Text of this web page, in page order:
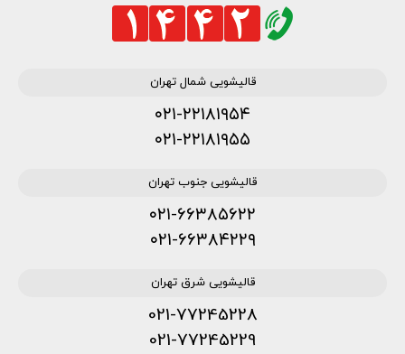
قالیشویی شمال تهران
۰۲۱-۲۲۱۸۱۹۵۴
۰۲۱-۲۲۱۸۱۹۵۵
قالیشویی جنوب تهران
۰۲۱-۶۶۳۸۵۶۲۲
۰۲۱-۶۶۳۸۴۲۲۹
قالیشویی شرق تهران
021-77245228
021-77245229